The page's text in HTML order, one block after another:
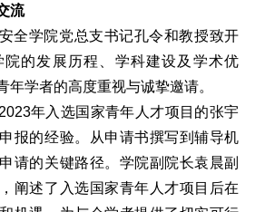
流
全学院党总支书记孔令和教授致开
的发展历程、学科建设及学术优
年学者的高度重视与诚挚邀请。
年入选国家青年人才项目的张宇
报的经验。从申请书撰写到辅导机
请的关键路径。学院副院长袁晨副
阐述了入选国家青年人才项目后在